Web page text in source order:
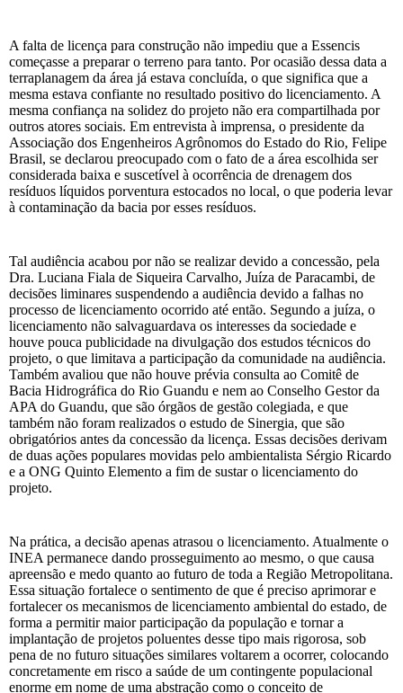
A falta de licença para construção não impediu que a Essencis
começasse a preparar o terreno para tanto. Por ocasião dessa data a
terraplanagem da área já estava concluída, o que significa que a
mesma estava confiante no resultado positivo do licenciamento. A
mesma confiança na solidez do projeto não era compartilhada por
outros atores sociais. Em entrevista à imprensa, o presidente da
Associação dos Engenheiros Agrônomos do Estado do Rio, Felipe
Brasil, se declarou preocupado com o fato de a área escolhida ser
considerada baixa e suscetível à ocorrência de drenagem dos
resíduos líquidos porventura estocados no local, o que poderia levar
à contaminação da bacia por esses resíduos.
Tal audiência acabou por não se realizar devido a concessão, pela
Dra. Luciana Fiala de Siqueira Carvalho, Juíza de Paracambi, de
decisões liminares suspendendo a audiência devido a falhas no
processo de licenciamento ocorrido até então. Segundo a juíza, o
licenciamento não salvaguardava os interesses da sociedade e
houve pouca publicidade na divulgação dos estudos técnicos do
projeto, o que limitava a participação da comunidade na audiência.
Também avaliou que não houve prévia consulta ao Comitê de
Bacia Hidrográfica do Rio Guandu e nem ao Conselho Gestor da
APA do Guandu, que são órgãos de gestão colegiada, e que
também não foram realizados o estudo de Sinergia, que são
obrigatórios antes da concessão da licença. Essas decisões derivam
de duas ações populares movidas pelo ambientalista Sérgio Ricardo
e a ONG Quinto Elemento a fim de sustar o licenciamento do
projeto.
Na prática, a decisão apenas atrasou o licenciamento. Atualmente o
INEA permanece dando prosseguimento ao mesmo, o que causa
apreensão e medo quanto ao futuro de toda a Região Metropolitana.
Essa situação fortalece o sentimento de que é preciso aprimorar e
fortalecer os mecanismos de licenciamento ambiental do estado, de
forma a permitir maior participação da população e tornar a
implantação de projetos poluentes desse tipo mais rigorosa, sob
pena de no futuro situações similares voltarem a ocorrer, colocando
concretamente em risco a saúde de um contingente populacional
enorme em nome de uma abstração como o conceito de